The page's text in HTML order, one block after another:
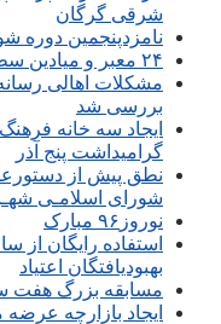
شرقی گرگان
نامزدپنجمین دوره
۲۴ معبر و میادین سطح شهر نامگذاری جدید شد
مشکلات اهالی
بررسی شد
گرامیداشت پنج آذر
نطق پیش از
شورای اسلامـی
نوروز۹۶ مبارک
استفاده رایگان
بهبودیافتگان اعتیاد
مسابقه بزرگ هفت
ایجاد بازارچه